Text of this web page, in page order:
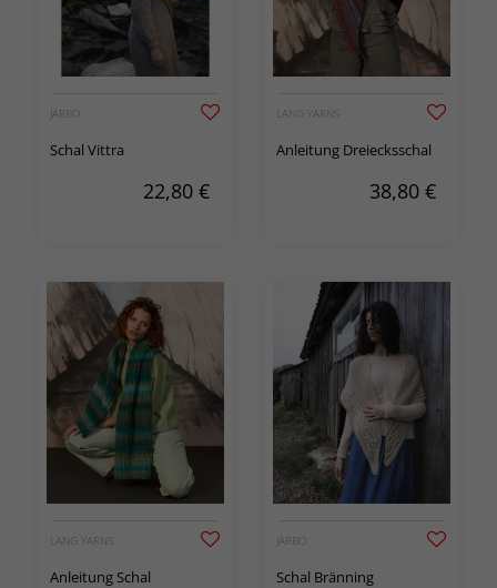
JÄRBO
Schal Vittra
22,80 €
LANG YARNS
Anleitung Dreiecksschal
38,80 €
LANG YARNS
Anleitung Schal
JÄRBO
Schal Bränning